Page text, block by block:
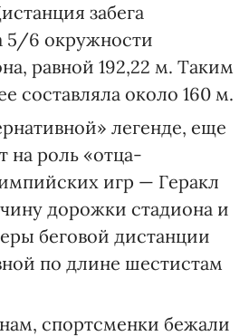
забега
5/6 окружности
равной 192,22 м. Таким
составляла около 160 м.
легенде, еще
на роль «отца-
игр — Геракл
дорожки стадиона и
беговой дистанции
по длине шестистам
спортсменки бежали